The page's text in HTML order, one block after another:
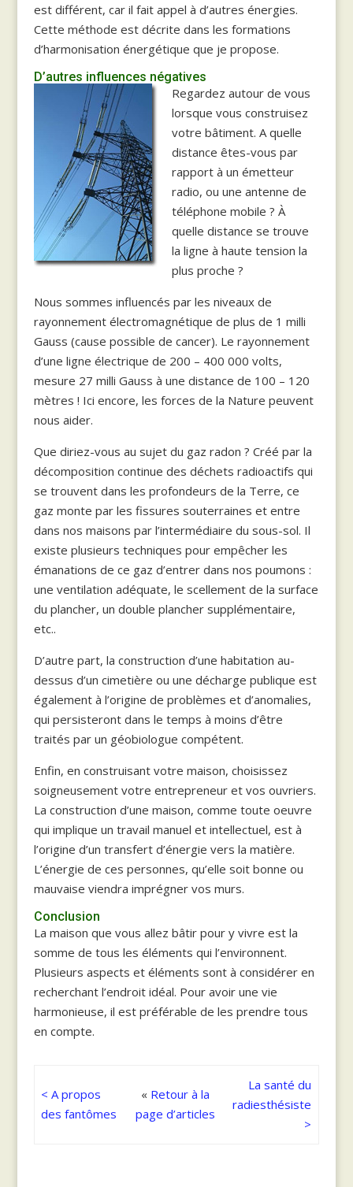
est différent, car il fait appel à d’autres énergies.
Cette méthode est décrite dans les formations
d’harmonisation énergétique que je propose.
D’autres influences négatives
Regardez autour de vous
lorsque vous construisez
votre bâtiment. A quelle
distance êtes-vous par
rapport à un émetteur
radio, ou une antenne de
téléphone mobile ? À
quelle distance se trouve
la ligne à haute tension la
plus proche ?
Nous sommes influencés par les niveaux de
rayonnement électromagnétique de plus de 1 milli
Gauss (cause possible de cancer). Le rayonnement
d’une ligne électrique de 200 – 400 000 volts,
mesure 27 milli Gauss à une distance de 100 – 120
mètres ! Ici encore, les forces de la Nature peuvent
nous aider.
Que diriez-vous au sujet du gaz radon ? Créé par la
décomposition continue des déchets radioactifs qui
se trouvent dans les profondeurs de la Terre, ce
gaz monte par les fissures souterraines et entre
dans nos maisons par l’intermédiaire du sous-sol. Il
existe plusieurs techniques pour empêcher les
émanations de ce gaz d’entrer dans nos poumons :
une ventilation adéquate, le scellement de la surface
du plancher, un double plancher supplémentaire,
etc..
D’autre part, la construction d’une habitation au-
dessus d’un cimetière ou une décharge publique est
également à l’origine de problèmes et d’anomalies,
qui persisteront dans le temps à moins d’être
traités par un géobiologue compétent.
Enfin, en construisant votre maison, choisissez
soigneusement votre entrepreneur et vos ouvriers.
La construction d’une maison, comme toute oeuvre
qui implique un travail manuel et intellectuel, est à
l’origine d’un transfert d’énergie vers la matière.
L’énergie de ces personnes, qu’elle soit bonne ou
mauvaise viendra imprégner vos murs.
Conclusion
La maison que vous allez bâtir pour y vivre est la
somme de tous les éléments qui l’environnent.
Plusieurs aspects et éléments sont à considérer en
recherchant l’endroit idéal. Pour avoir une vie
harmonieuse, il est préférable de les prendre tous
en compte.
< A propos
des fantômes
« Retour à la
page d’articles
La santé du
radiesthésiste
>